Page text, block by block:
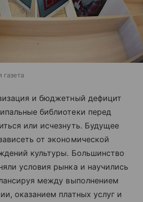
газета
и бюджетный дефицит
библиотеки перед
или исчезнуть. Будущее
от экономической
культуры. Большинство
условия рынка и научились
между выполнением
оказанием платных услуг и